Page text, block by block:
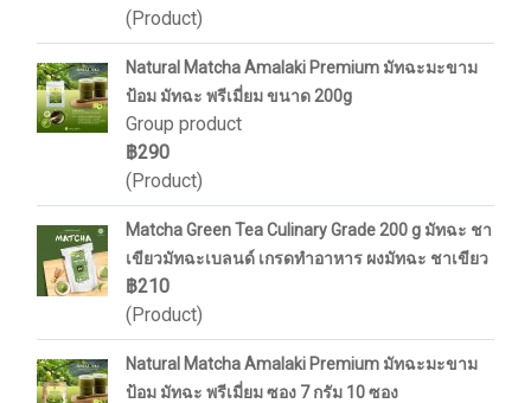
(Product)
Natural Matcha Amalaki Premium มัทฉะมะขาม
ป้อม มัทฉะ พรีเมี่ยม ขนาด 200g
Group product
฿290
(Product)
Matcha Green Tea Culinary Grade 200 g มัทฉะ ชา
เขียวมัทฉะเบลนด์ เกรดทำอาหาร ผงมัทฉะ ชาเขียว
฿210
(Product)
Natural Matcha Amalaki Premium มัทฉะมะขาม
ป้อม มัทฉะ พรีเมี่ยม ซอง 7 กรัม 10 ซอง